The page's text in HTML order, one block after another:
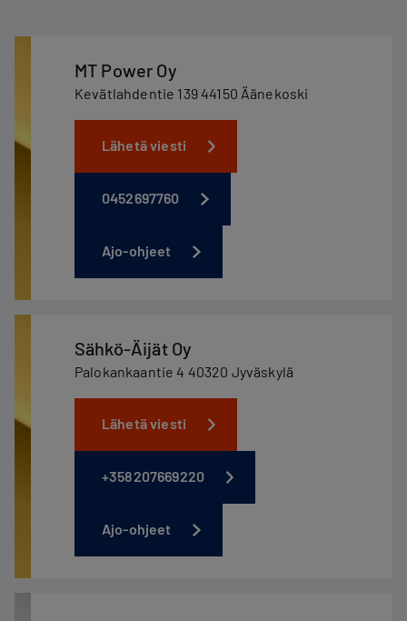
MT Power Oy
Kevätlahdentie 139 44150 Äänekoski
Lähetä viesti
0452697760
Ajo-ohjeet
Sähkö-Äijät Oy
Palokankaantie 4 40320 Jyväskylä
Lähetä viesti
+358207669220
Ajo-ohjeet